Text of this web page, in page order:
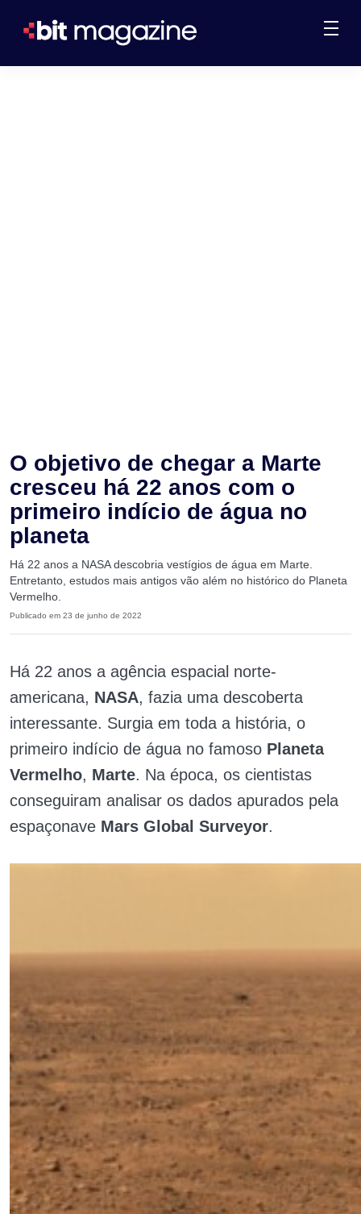
O objetivo de chegar a Marte
cresceu há 22 anos com o
primeiro indício de água no
planeta
Há 22 anos a NASA descobria vestígios de água em Marte.
Entretanto, estudos mais antigos vão além no histórico do Planeta
Vermelho.
Publicado em 23 de junho de 2022
Há 22 anos a agência espacial norte-
americana, NASA, fazia uma descoberta
interessante. Surgia em toda a história, o
primeiro indício de água no famoso Planeta
Vermelho, Marte. Na época, os cientistas
conseguiram analisar os dados apurados pela
espaçonave Mars Global Surveyor.